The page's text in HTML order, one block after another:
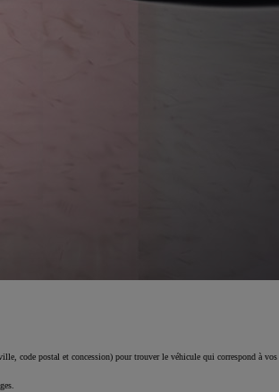
code postal et concession) pour trouver le véhicule qui correspond à vos